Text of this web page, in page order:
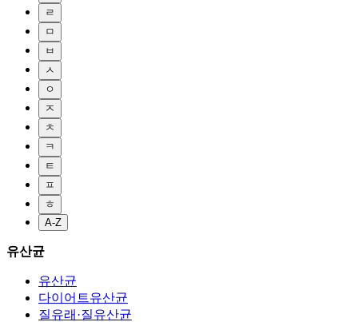
ㄹ
ㅁ
ㅂ
ㅅ
ㅇ
ㅈ
ㅊ
ㅋ
ㅌ
ㅍ
ㅎ
A-Z
유산균
유산균
다이어트유산균
질유래·질유산균